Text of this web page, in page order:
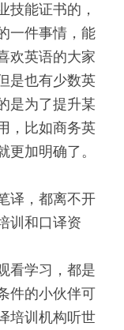
技能证书的，
一件事情，能
欢英语的大家
是也有少数英
是为了提升某
，比如商务英
加明确了。
译，都离不开
训和口译资
看学习，都是
件的小伙伴可
培训机构听世